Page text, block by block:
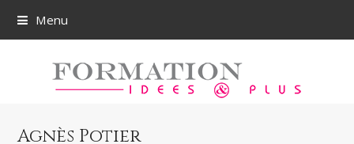
Menu
Agnès Potier